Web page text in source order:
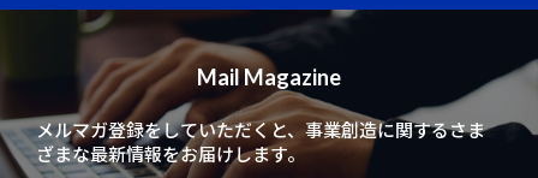
Mail Magazine
メルマガ登録をしていただくと、事業創造に関するさま
ざまな最新情報をお届けします。